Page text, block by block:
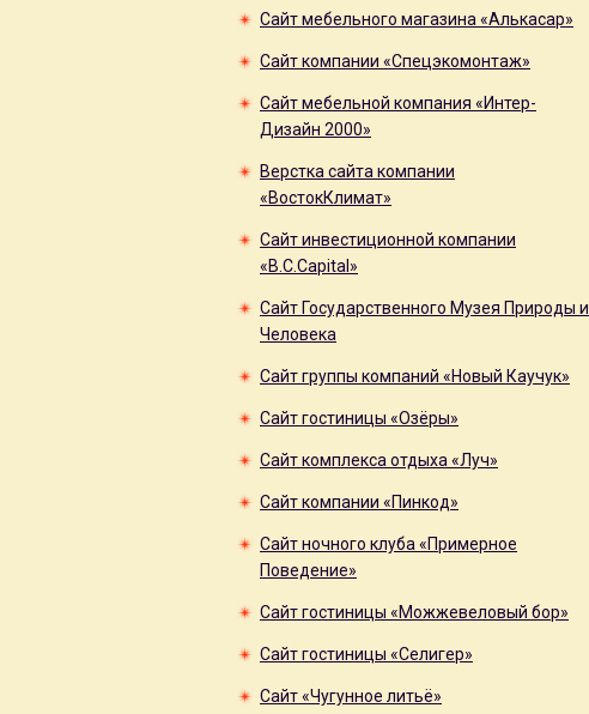
Сайт мебельного магазина «Алькасар»
Сайт компании «Спецэкомонтаж»
Сайт мебельной компания «Интер-
Дизайн 2000»
Верстка сайта компании
«ВостокКлимат»
Сайт инвестиционной компании
«B.C.Capital»
Сайт Государственного Музея Природы и
Человека
Сайт группы компаний «Новый Каучук»
Сайт гостиницы «Озёры»
Сайт комплекса отдыха «Луч»
Сайт компании «Пинкод»
Сайт ночного клуба «Примерное
Поведение»
Сайт гостиницы «Можжевеловый бор»
Сайт гостиницы «Селигер»
Сайт «Чугунное литьё»